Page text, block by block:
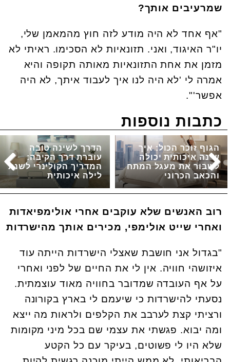
שמרעיבים אותך?
"אף אחד לא היה מודע לזה חוץ מהמאמן שלי,
יו"ר האיגוד, ואני. תזונאיות לא הסכימו. ראיתי לא
מזמן את אחת התזונאיות מאותה תקופה והיא
אמרה לי 'לא היה לנו איך לעבוד איתך, לא היה
אפשר'".
כתבות נוספות
הדרך לשינה טובה
עוברת דרך הקיבה:
המדריך הקולינרי לשנת
לילה איכותית
הגוף זוכר הכול: איך
שינה איכותית יכולה
לשבור את מעגל המתח
והכאב הכרוני
רוב האנשים שלא עוקבים אחרי אולימפיאדות
ואחרי שייט אולימפי, מכירים אותך מהישרדות
"בגדול אני חושבת שאצלי הישרדות הייתה עוד
איזושהי חוויה. אין לי את החיים של לפני ואחרי
על אף העובדה שמדובר בחוויה מאוד עוצמתית.
נסעתי להישרדות כי שיעמם לי בארץ בקורונה
ורציתי קצת לערבב את הקלפים ולראות מה ייצא
ומה יבוא. פגשתי את עצמי שם בכל מיני מקומות
שלא היו לי פשוטים, בעיקר עם כל הקטע